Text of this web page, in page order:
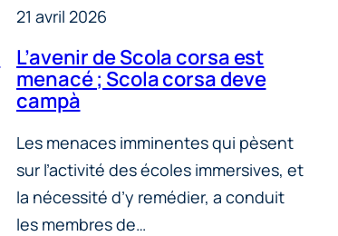
21 avril 2026
L’avenir de Scola corsa est
menacé ; Scola corsa deve
campà
Les menaces imminentes qui pèsent
sur l’activité des écoles immersives, et
la nécessité d’y remédier, a conduit
les membres de…